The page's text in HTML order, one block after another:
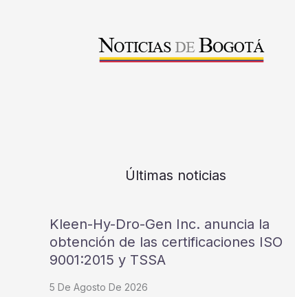
Últimas noticias
Kleen-Hy-Dro-Gen Inc. anuncia la
obtención de las certificaciones ISO
9001:2015 y TSSA
5 De Agosto De 2026